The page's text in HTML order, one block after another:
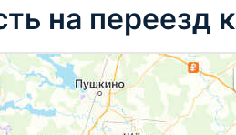
на переезд